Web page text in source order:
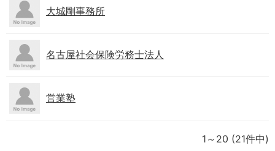
大城剛事務所
名古屋社会保険労務士法人
営業塾
1～20 (21件中)